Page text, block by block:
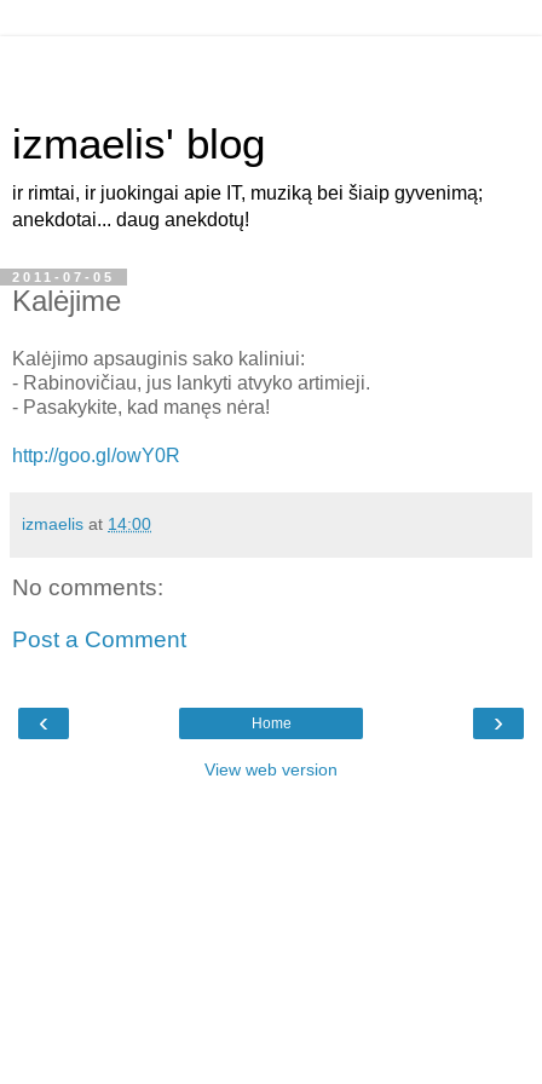
izmaelis' blog
ir rimtai, ir juokingai apie IT, muziką bei šiaip gyvenimą;
anekdotai... daug anekdotų!
2011-07-05
Kalėjime
Kalėjimo apsauginis sako kaliniui:
- Rabinovičiau, jus lankyti atvyko artimieji.
- Pasakykite, kad manęs nėra!
http://goo.gl/owY0R
izmaelis at 14:00
No comments:
Post a Comment
‹ ›
Home
View web version